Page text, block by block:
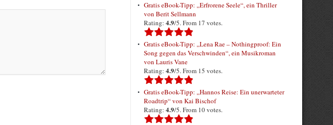
Gratis eBook-Tipp: „Erfrorene Seele“, ein Thriller
von Berit Sellmann
Rating: 4.9/5. From 17 votes.
Gratis eBook-Tipp: „Lena Rae – Nothingproof: Ein
Song gegen das Verschwinden“, ein Musikroman
von Lauris Vane
Rating: 4.9/5. From 15 votes.
Gratis eBook-Tipp: „Hannos Reise: Ein unerwarteter
Roadtrip“ von Kai Bischof
Rating: 4.9/5. From 10 votes.